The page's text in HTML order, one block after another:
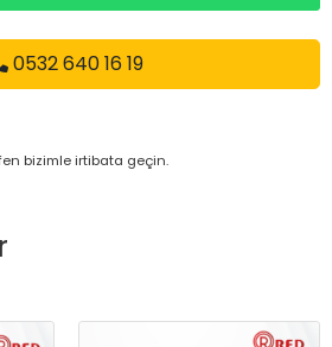
0532 640 16 19
bizimle irtibata geçin.